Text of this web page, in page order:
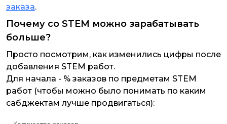
заказа.
Почему со STEM можно зарабатывать
больше?
Просто посмотрим, как изменились цифры после
добавления STEM работ.
Для начала - % заказов по предметам STEM
работ (чтобы можно было понимать по каким
сабджектам лучше продвигаться):